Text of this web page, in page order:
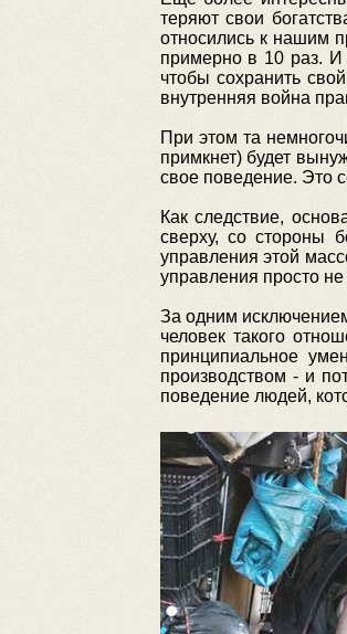
теряют свои
относились к нашим
примерно в 10 раз. И
чтобы сохранить
внутренняя война
При этом та
примкнет) будет
свое поведение. Это
Как следствие,
сверху, со стороны
управления этой
управления просто не
За одним
человек такого
принципиальное
производством - и
поведение людей,